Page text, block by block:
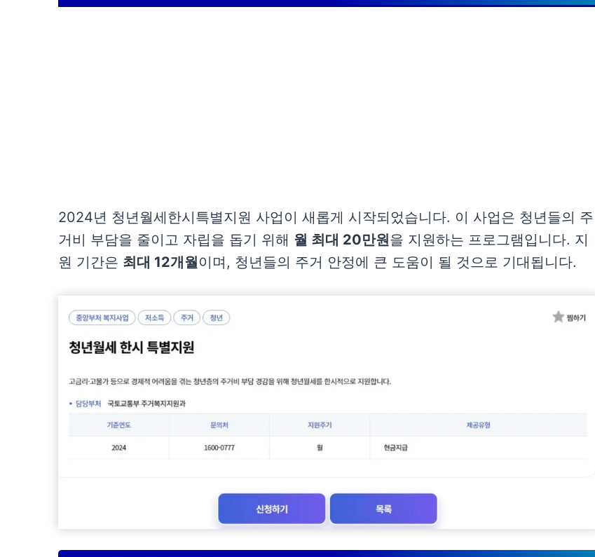
2024년 청년월세한시특별지원 사업이 새롭게 시작되었습니다. 이 사업은 청년들의 주
거비 부담을 줄이고 자립을 돕기 위해 월 최대 20만원을 지원하는 프로그램입니다. 지
원 기간은 최대 12개월이며, 청년들의 주거 안정에 큰 도움이 될 것으로 기대됩니다.